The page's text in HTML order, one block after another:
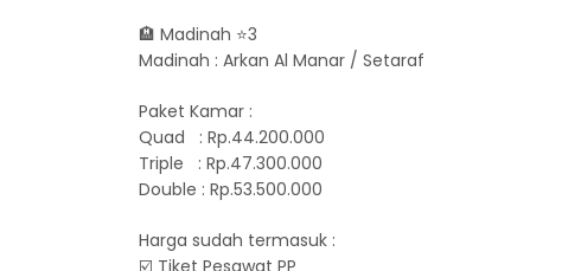
🏨 Madinah ⭐️3
Madinah : Arkan Al Manar / Setaraf
Paket Kamar :
Quad : Rp.44.200.000
Triple : Rp.47.300.000
Double : Rp.53.500.000
Harga sudah termasuk :
☑️ Tiket Pesawat PP